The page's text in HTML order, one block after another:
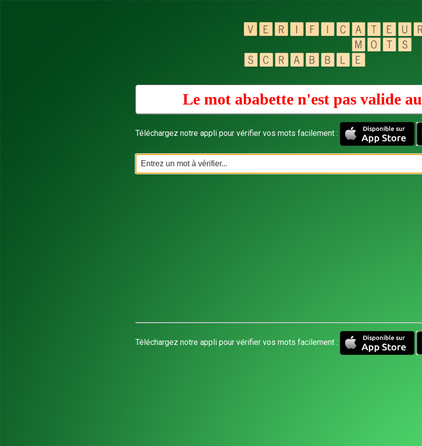
Le mot ababette n'est pas valide au
Téléchargez notre appli pour vérifier vos mots facilement :
Téléchargez notre appli pour vérifier vos mots facilement :